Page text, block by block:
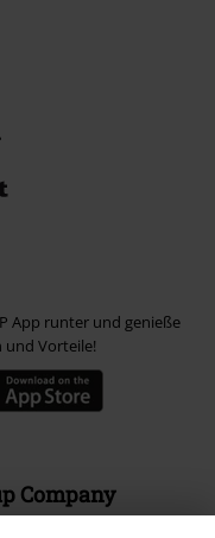
App runter und genieße
und Vorteile!
Company